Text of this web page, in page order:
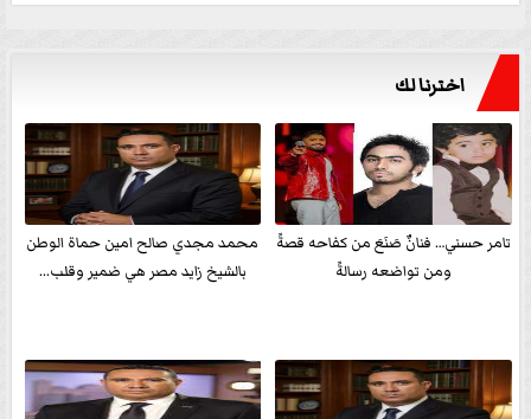
اخترنا لك
تامر حسني… فنانٌ صَنَعَ من كفاحه قصةً
ومن تواضعه رسالةً
محمد مجدي صالح امين حماة الوطن
بالشيخ زايد مصر هي ضمير وقلب...